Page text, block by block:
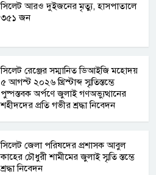
সিলেট আরও দুইজনের মৃত্যু, হাসপাতালে
৩৫১ জন
সিলেট রেঞ্জের সম্মানিত ডিআইজি মহোদয়
৫ আগস্ট ২০২৬ খ্রিস্টাব্দ স্মৃতিস্তম্ভে
পুষ্পস্তবক অর্পণে জুলাই গণঅভ্যুত্থানের
শহীদদের প্রতি গভীর শ্রদ্ধা নিবেদন
সিলেট জেলা পরিষদের প্রশাসক আবুল
কাহের চৌধুরী শামীমের জুলাই স্মৃতি স্তম্ভে
শ্রদ্ধা নিবেদন